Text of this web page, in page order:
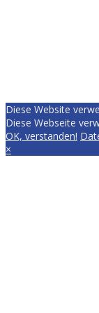
Diese Website
Diese Webseite
OK, verstanden!
×